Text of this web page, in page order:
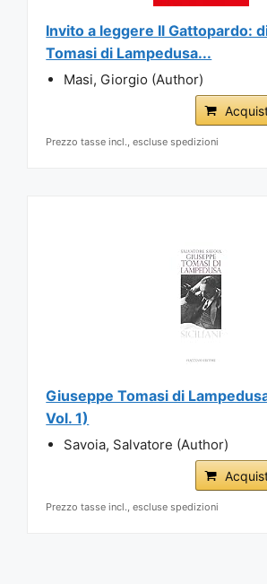
Invito a leggere Il Gattopardo:
Tomasi di Lampedusa...
Masi, Giorgio (Author)
Prezzo tasse incl., escluse spedizioni
Giuseppe Tomasi di
Vol. 1)
Savoia, Salvatore (Author)
Prezzo tasse incl., escluse spedizioni